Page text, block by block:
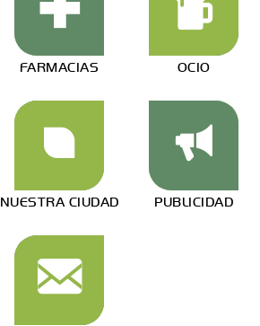
FARMACIAS OCIO
NUESTRA CIUDAD PUBLICIDAD